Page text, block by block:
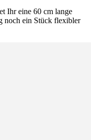
Ihr eine 60 cm lange
noch ein Stück flexibler